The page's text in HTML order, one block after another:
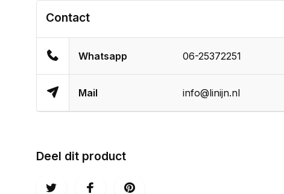
Contact
Whatsapp 06-25372251
Mail info@linijn.nl
Deel dit product